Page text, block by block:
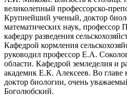
великолепный профессорско-
Крупнейший ученый, доктор
математических наук, профессор
кафедру разведения
Кафедрой кормления
руководил профессор Е.А.
области. Кафедрой земледелия и
академик Е.К. Алексеев. Во
доктор биологии, очень
Боголюбский.